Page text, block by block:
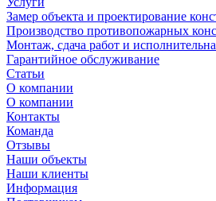
Замер объекта и проектирование
Производство противопожарных
Монтаж, сдача работ и
Гарантийное обслуживание
Статьи
О компании
О компании
Контакты
Команда
Отзывы
Наши объекты
Наши клиенты
Информация